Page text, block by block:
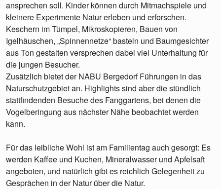
ansprechen soll. Kinder können durch Mitmachspiele und
kleinere Experimente Natur erleben und erforschen.
Keschern im Tümpel, Mikroskopieren, Bauen von
Igelhäuschen, „Spinnennetze“ basteln und Baumgesichter
aus Ton gestalten versprechen dabei viel Unterhaltung für
die jungen Besucher.
Zusätzlich bietet der NABU Bergedorf Führungen in das
Naturschutzgebiet an. Highlights sind aber die stündlich
stattfindenden Besuche des Fanggartens, bei denen die
Vogelberingung aus nächster Nähe beobachtet werden
kann.
Für das leibliche Wohl ist am Familientag auch gesorgt: Es
werden Kaffee und Kuchen, Mineralwasser und Apfelsaft
angeboten, und natürlich gibt es reichlich Gelegenheit zu
Gesprächen in der Natur über die Natur.